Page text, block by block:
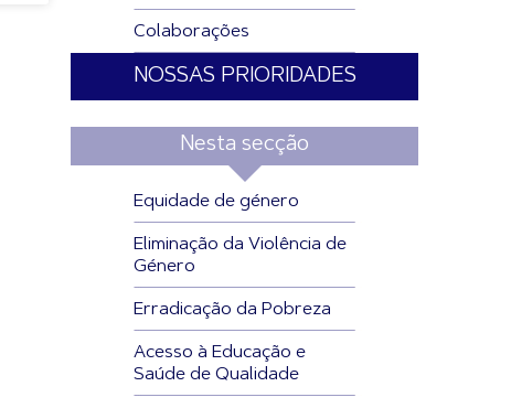
Colaborações
NOSSAS PRIORIDADES
Nesta secção
Equidade de género
Eliminação da Violência de
Género
Erradicação da Pobreza
Acesso à Educação e
Saúde de Qualidade